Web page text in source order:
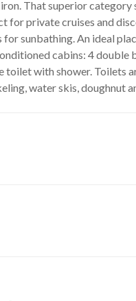
That superior
for private cruises and
sunbathing. An ideal
cabins: 4 double
toilet with shower. Toilets
water skis, doughnut